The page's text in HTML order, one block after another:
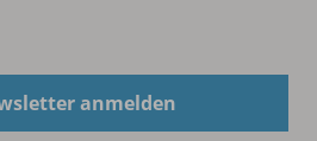
anmelden